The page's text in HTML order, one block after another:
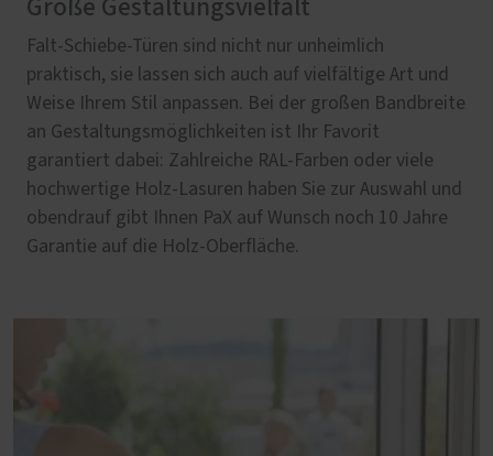
Große Gestaltungsvielfalt
Falt-Schiebe-Türen sind nicht nur unheimlich
praktisch, sie lassen sich auch auf vielfältige Art und
Weise Ihrem Stil anpassen. Bei der großen Bandbreite
an Gestaltungsmöglichkeiten ist Ihr Favorit
garantiert dabei: Zahlreiche RAL-Farben oder viele
hochwertige Holz-Lasuren haben Sie zur Auswahl und
obendrauf gibt Ihnen PaX auf Wunsch noch 10 Jahre
Garantie auf die Holz-Oberfläche.